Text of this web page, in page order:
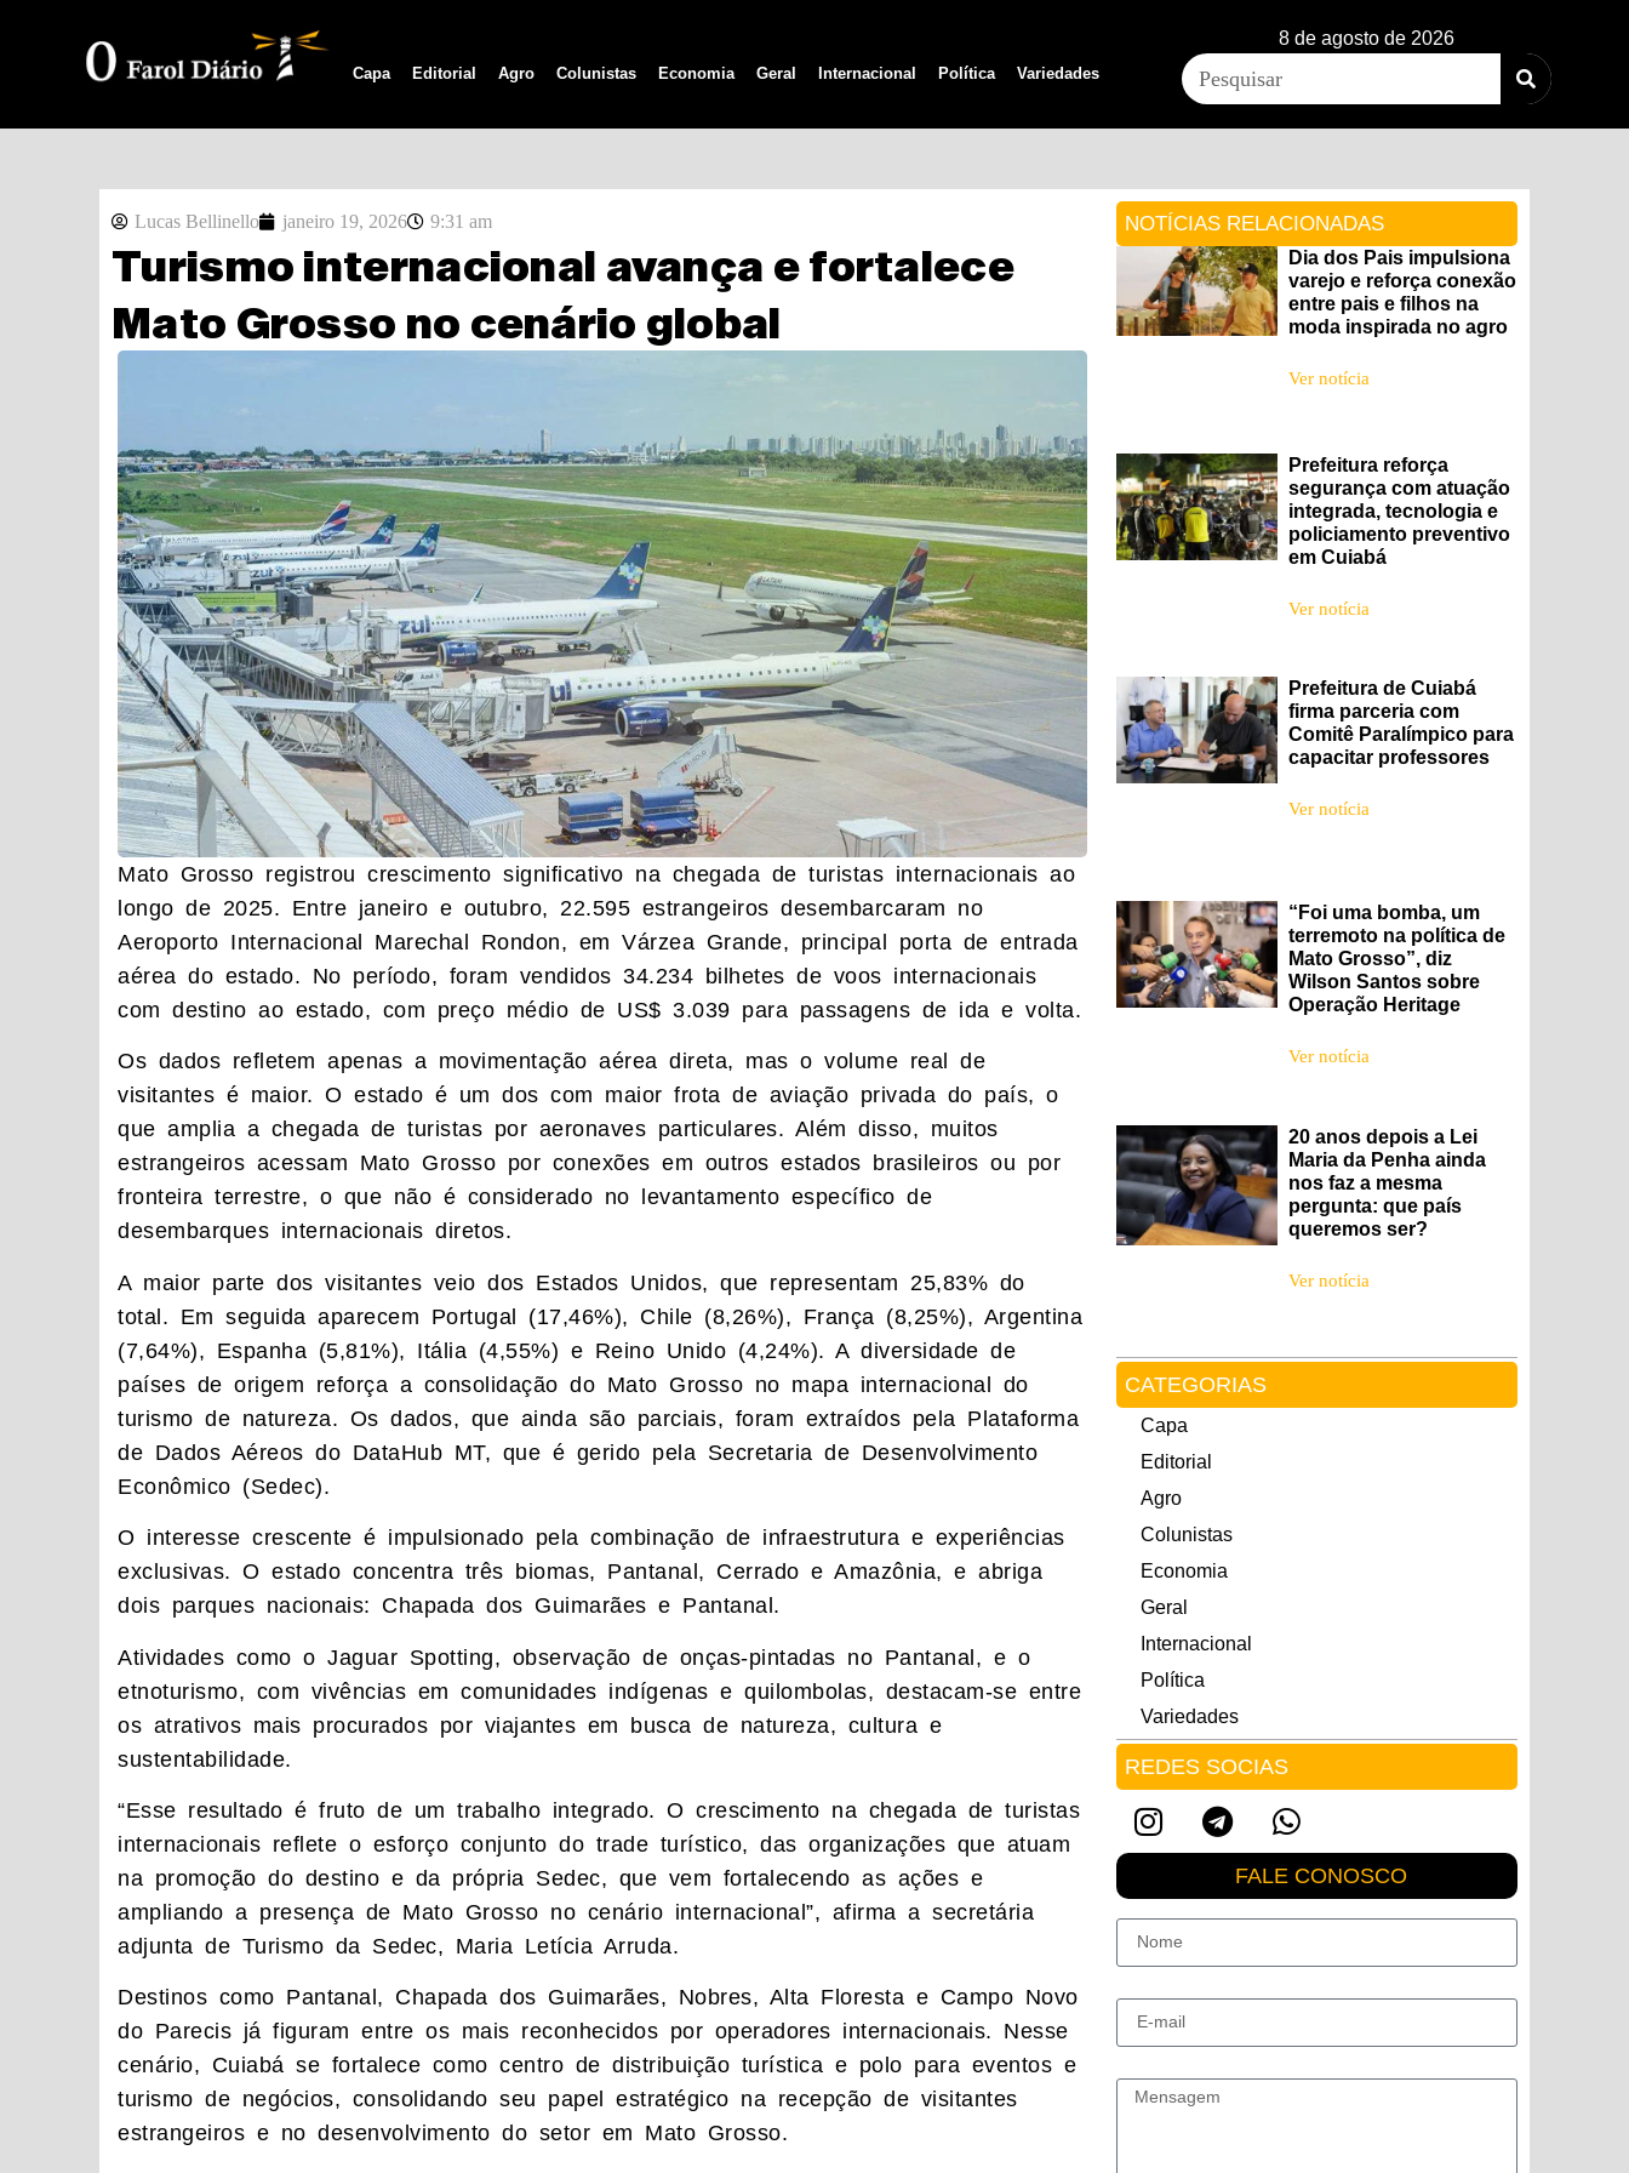
Capa Editorial Agro Colunistas Economia Geral Internacional Política Variedades
8 de agosto de 2026
Lucas Bellinello janeiro 19, 2026 9:31 am
Turismo internacional avança e fortalece
Mato Grosso no cenário global
Mato Grosso registrou crescimento significativo na chegada de turistas internacionais ao
longo de 2025. Entre janeiro e outubro, 22.595 estrangeiros desembarcaram no
Aeroporto Internacional Marechal Rondon, em Várzea Grande, principal porta de entrada
aérea do estado. No período, foram vendidos 34.234 bilhetes de voos internacionais
com destino ao estado, com preço médio de US$ 3.039 para passagens de ida e volta.
Os dados refletem apenas a movimentação aérea direta, mas o volume real de
visitantes é maior. O estado é um dos com maior frota de aviação privada do país, o
que amplia a chegada de turistas por aeronaves particulares. Além disso, muitos
estrangeiros acessam Mato Grosso por conexões em outros estados brasileiros ou por
fronteira terrestre, o que não é considerado no levantamento específico de
desembarques internacionais diretos.
A maior parte dos visitantes veio dos Estados Unidos, que representam 25,83% do
total. Em seguida aparecem Portugal (17,46%), Chile (8,26%), França (8,25%), Argentina
(7,64%), Espanha (5,81%), Itália (4,55%) e Reino Unido (4,24%). A diversidade de
países de origem reforça a consolidação do Mato Grosso no mapa internacional do
turismo de natureza. Os dados, que ainda são parciais, foram extraídos pela Plataforma
de Dados Aéreos do DataHub MT, que é gerido pela Secretaria de Desenvolvimento
Econômico (Sedec).
O interesse crescente é impulsionado pela combinação de infraestrutura e experiências
exclusivas. O estado concentra três biomas, Pantanal, Cerrado e Amazônia, e abriga
dois parques nacionais: Chapada dos Guimarães e Pantanal.
Atividades como o Jaguar Spotting, observação de onças-pintadas no Pantanal, e o
etnoturismo, com vivências em comunidades indígenas e quilombolas, destacam-se entre
os atrativos mais procurados por viajantes em busca de natureza, cultura e
sustentabilidade.
“Esse resultado é fruto de um trabalho integrado. O crescimento na chegada de turistas
internacionais reflete o esforço conjunto do trade turístico, das organizações que atuam
na promoção do destino e da própria Sedec, que vem fortalecendo as ações e
ampliando a presença de Mato Grosso no cenário internacional”, afirma a secretária
adjunta de Turismo da Sedec, Maria Letícia Arruda.
Destinos como Pantanal, Chapada dos Guimarães, Nobres, Alta Floresta e Campo Novo
do Parecis já figuram entre os mais reconhecidos por operadores internacionais. Nesse
cenário, Cuiabá se fortalece como centro de distribuição turística e polo para eventos e
turismo de negócios, consolidando seu papel estratégico na recepção de visitantes
estrangeiros e no desenvolvimento do setor em Mato Grosso.
NOTÍCIAS RELACIONADAS
Dia dos Pais impulsiona
varejo e reforça conexão
entre pais e filhos na
moda inspirada no agro
Ver notícia
Prefeitura reforça
segurança com atuação
integrada, tecnologia e
policiamento preventivo
em Cuiabá
Ver notícia
Prefeitura de Cuiabá
firma parceria com
Comitê Paralímpico para
capacitar professores
Ver notícia
“Foi uma bomba, um
terremoto na política de
Mato Grosso”, diz
Wilson Santos sobre
Operação Heritage
Ver notícia
20 anos depois a Lei
Maria da Penha ainda
nos faz a mesma
pergunta: que país
queremos ser?
Ver notícia
CATEGORIAS
Capa
Editorial
Agro
Colunistas
Economia
Geral
Internacional
Política
Variedades
REDES SOCIAS
FALE CONOSCO